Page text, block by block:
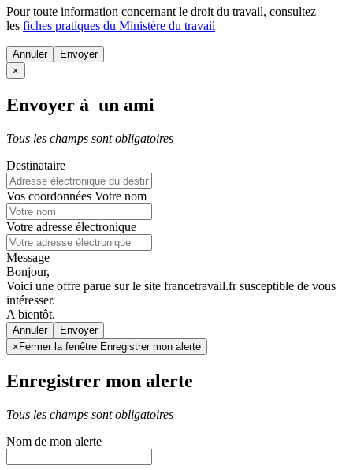
Pour toute information concernant le droit du travail, consultez
les fiches pratiques du Ministère du travail
Annuler
×
Envoyer à un ami
Tous les champs sont obligatoires
Destinataire
Vos coordonnées Votre nom
Votre adresse électronique
Message
Bonjour,
Voici une offre parue sur le site francetravail.fr susceptible de vous
intéresser.
A bientôt.
Annuler
× Fermer la fenêtre Enregistrer mon alerte
Enregistrer mon alerte
Tous les champs sont obligatoires
Nom de mon alerte